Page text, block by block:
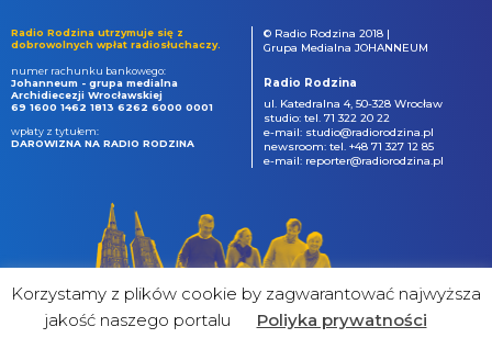
Radio Rodzina utrzymuje się z
dobrowolnych wpłat radiosłuchaczy.
numer rachunku bankowego:
Johanneum - grupa medialna
Archidiecezji Wrocławskiej
69 1600 1462 1813 6262 6000 0001
wpłaty z tytułem:
DAROWIZNA NA RADIO RODZINA
© Radio Rodzina 2018 |
Grupa Medialna JOHANNEUM
Radio Rodzina
ul. Katedralna 4, 50-328 Wrocław
studio: tel. 71 322 20 22
e-mail: studio@radiorodzina.pl
newsroom: tel. +48 71 327 12 85
e-mail: reporter@radiorodzina.pl
Korzystamy z plików cookie by zagwarantować najwyższa
jakość naszego portalu
Poliyka prywatności